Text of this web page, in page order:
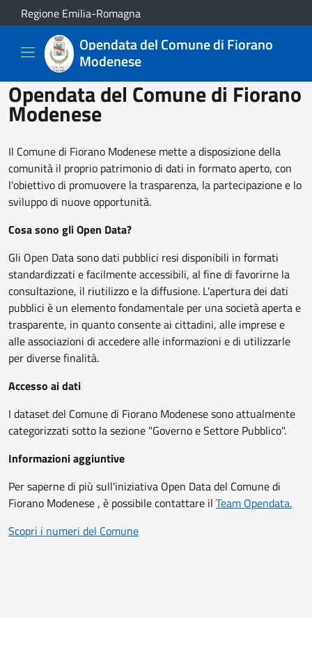
Salta al contenuto principale
Regione Emilia-Romagna
Opendata del Comune di Fiorano
Modenese
Opendata del Comune di Fiorano
Modenese
Il Comune di Fiorano Modenese mette a disposizione della
comunità il proprio patrimonio di dati in formato aperto, con
l'obiettivo di promuovere la trasparenza, la partecipazione e lo
sviluppo di nuove opportunità.
Cosa sono gli Open Data?
Gli Open Data sono dati pubblici resi disponibili in formati
standardizzati e facilmente accessibili, al fine di favorirne la
consultazione, il riutilizzo e la diffusione. L'apertura dei dati
pubblici è un elemento fondamentale per una società aperta e
trasparente, in quanto consente ai cittadini, alle imprese e
alle associazioni di accedere alle informazioni e di utilizzarle
per diverse finalità.
Accesso ai dati
I dataset del Comune di Fiorano Modenese sono attualmente
categorizzati sotto la sezione "Governo e Settore Pubblico".
Informazioni aggiuntive
Per saperne di più sull'iniziativa Open Data del Comune di
Fiorano Modenese , è possibile contattare il Team Opendata.
Scopri i numeri del Comune